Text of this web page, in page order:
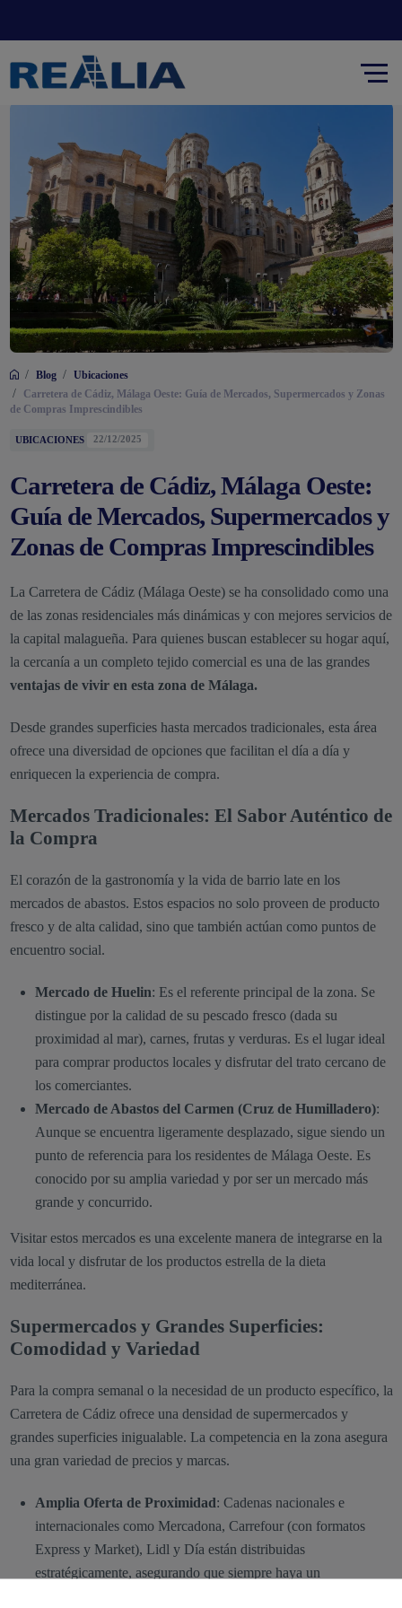
/ Blog / Ubicaciones
/
Carretera de Cádiz, Málaga Oeste: Guía de Mercados, Supermercados y Zonas
de Compras Imprescindibles
UBICACIONES 22/12/2025
Carretera de Cádiz, Málaga Oeste:
Guía de Mercados, Supermercados y
Zonas de Compras Imprescindibles
La Carretera de Cádiz (Málaga Oeste) se ha consolidado como una
de las zonas residenciales más dinámicas y con mejores servicios de
la capital malagueña. Para quienes buscan establecer su hogar aquí,
la cercanía a un completo tejido comercial es una de las grandes
ventajas de vivir en esta zona de Málaga.
Desde grandes superficies hasta mercados tradicionales, esta área
ofrece una diversidad de opciones que facilitan el día a día y
enriquecen la experiencia de compra.
Mercados Tradicionales: El Sabor Auténtico de
la Compra
El corazón de la gastronomía y la vida de barrio late en los
mercados de abastos. Estos espacios no solo proveen de producto
fresco y de alta calidad, sino que también actúan como puntos de
encuentro social.
Mercado de Huelin: Es el referente principal de la zona. Se
distingue por la calidad de su pescado fresco (dada su
proximidad al mar), carnes, frutas y verduras. Es el lugar ideal
para comprar productos locales y disfrutar del trato cercano de
los comerciantes.
Mercado de Abastos del Carmen (Cruz de Humilladero):
Aunque se encuentra ligeramente desplazado, sigue siendo un
punto de referencia para los residentes de Málaga Oeste. Es
conocido por su amplia variedad y por ser un mercado más
grande y concurrido.
Visitar estos mercados es una excelente manera de integrarse en la
vida local y disfrutar de los productos estrella de la dieta
mediterránea.
Supermercados y Grandes Superficies:
Comodidad y Variedad
Para la compra semanal o la necesidad de un producto específico, la
Carretera de Cádiz ofrece una densidad de supermercados y
grandes superficies inigualable. La competencia en la zona asegura
una gran variedad de precios y marcas.
Amplia Oferta de Proximidad: Cadenas nacionales e
internacionales como Mercadona, Carrefour (con formatos
Express y Market), Lidl y Día están distribuidas
estratégicamente, asegurando que siempre haya un